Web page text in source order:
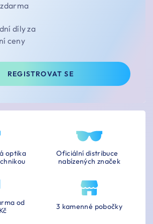
díly za
ceny
REGISTROVAT SE
optika
Oficiální distribuce
nabízených značek
3 kamenné pobočky
od